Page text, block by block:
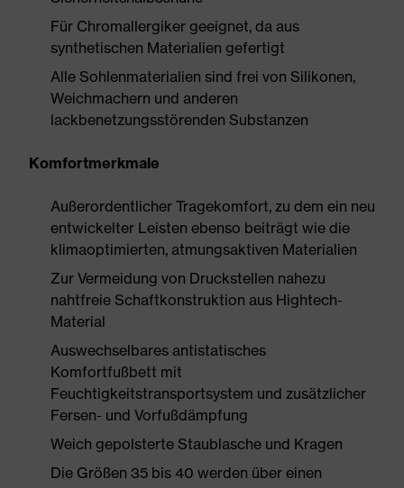
Für Chromallergiker geeignet, da aus
synthetischen Materialien gefertigt
Alle Sohlenmaterialien sind frei von Silikonen,
Weichmachern und anderen
lackbenetzungsstörenden Substanzen
Komfortmerkmale
Außerordentlicher Tragekomfort, zu dem ein neu
entwickelter Leisten ebenso beiträgt wie die
klimaoptimierten, atmungsaktiven Materialien
Zur Vermeidung von Druckstellen nahezu
nahtfreie Schaftkonstruktion aus Hightech-
Material
Auswechselbares antistatisches
Komfortfußbett mit
Feuchtigkeitstransportsystem und zusätzlicher
Fersen- und Vorfußdämpfung
Weich gepolsterte Staublasche und Kragen
Die Größen 35 bis 40 werden über einen